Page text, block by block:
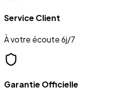
Service Client
À votre écoute 6j/7
Garantie Officielle